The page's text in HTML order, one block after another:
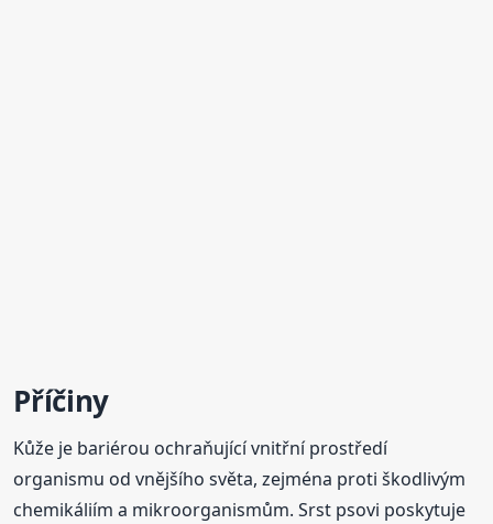
Příčiny
Kůže je bariérou ochraňující vnitřní prostředí
organismu od vnějšího světa, zejména proti škodlivým
chemikáliím a mikroorganismům. Srst psovi poskytuje